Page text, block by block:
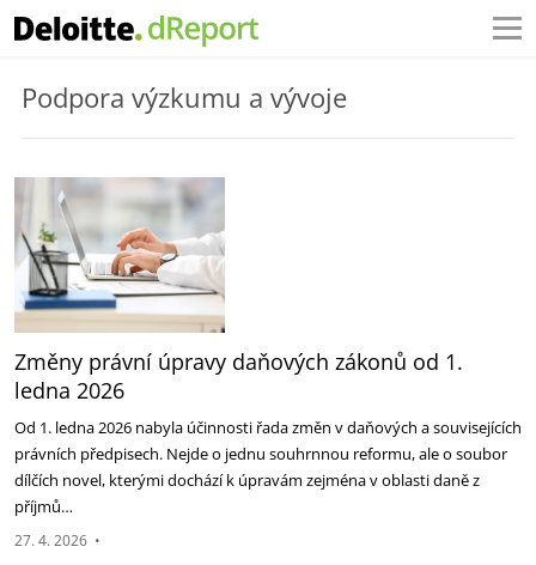
Podpora výzkumu a vývoje
Změny právní úpravy daňových zákonů od 1.
ledna 2026
Od 1. ledna 2026 nabyla účinnosti řada změn v daňových a souvisejících
právních předpisech. Nejde o jednu souhrnnou reformu, ale o soubor
dílčích novel, kterými dochází k úpravám zejména v oblasti daně z
příjmů…
27. 4. 2026 •